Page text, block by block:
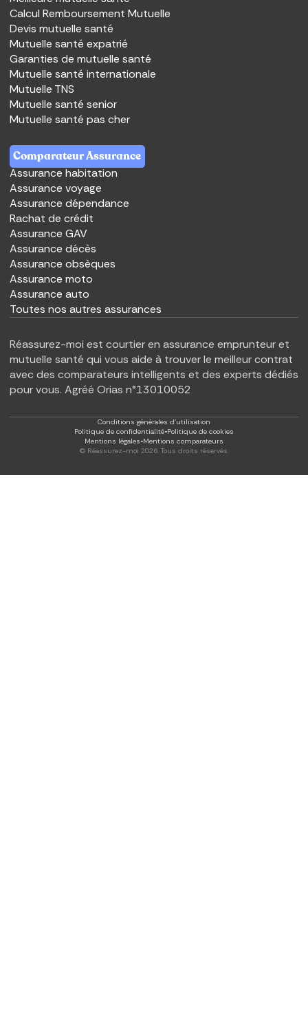
Calcul Remboursement Mutuelle
Devis mutuelle santé
Mutuelle santé expatrié
Garanties de mutuelle santé
Mutuelle santé internationale
Mutuelle TNS
Mutuelle santé senior
Mutuelle santé pas cher
Comparateur Assurance
Assurance habitation
Assurance voyage
Assurance dépendance
Rachat de crédit
Assurance GAV
Assurance décès
Assurance obsèques
Assurance moto
Assurance auto
Toutes nos autres assurances
Réassurez-moi est courtier en assurance emprunteur et
mutuelle santé qui vous aide à trouver le meilleur contrat
avec des comparateurs intelligents et des experts dédiés
pour vous. Agréé Orias n°13010052
Conditions générales d'utilisation
Politique de confidentialité•Politique de cookies
Mentions légales•Mentions comparateurs
© Réassurez-moi 2026. Tous droits réservés.